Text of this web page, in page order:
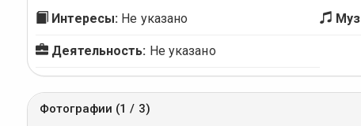
Интересы: Не указано
Деятельность: Не указано
Фотографии (1 / 3)